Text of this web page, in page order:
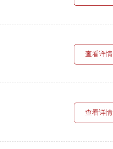
查看详情
查看详情